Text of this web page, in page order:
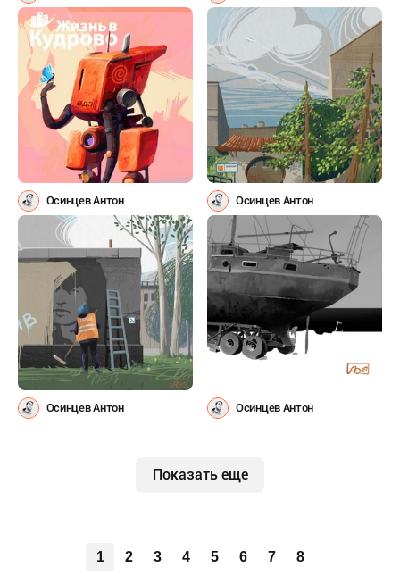
Осинцев Антон Осинцев Антон
Осинцев Антон Осинцев Антон
Показать еще
1 2 3 4 5 6 7 8